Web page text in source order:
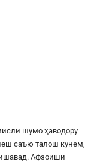
шумо ҳаводору
саъю талош кунем,
Афзоиши